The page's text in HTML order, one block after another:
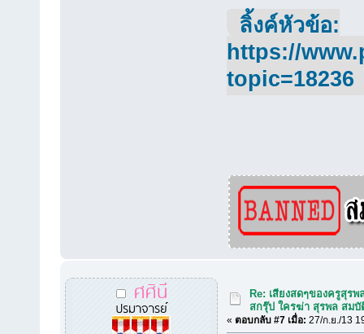
ลิ้งค์หัวข้อ:
https://
topic=18236
ศศินี
ปรมาจารย์
Re: เสียงสดๆของครูสุรพ
สกรุ๊ป ใครฆ่า สุรพล สมบั
« ตอบกลับ #7 เมื่อ: 27/ก.ย./13